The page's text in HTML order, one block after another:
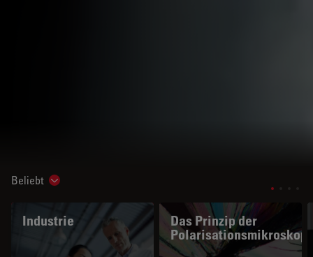
Beliebt Show subnavigation
Industrie
Das Prinzip der